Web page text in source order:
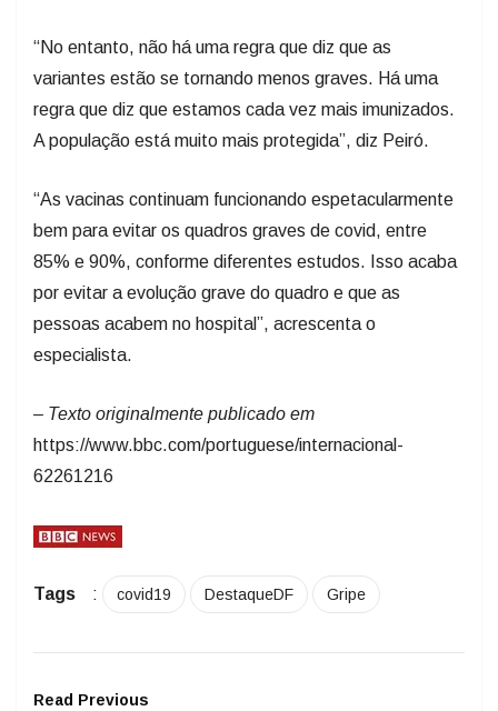
“No entanto, não há uma regra que diz que as
variantes estão se tornando menos graves. Há uma
regra que diz que estamos cada vez mais imunizados.
A população está muito mais protegida”, diz Peiró.
“As vacinas continuam funcionando espetacularmente
bem para evitar os quadros graves de covid, entre
85% e 90%, conforme diferentes estudos. Isso acaba
por evitar a evolução grave do quadro e que as
pessoas acabem no hospital”, acrescenta o
especialista.
– Texto originalmente publicado em
https://www.bbc.com/portuguese/internacional-
62261216
Tags : covid19 DestaqueDF Gripe
Read Previous